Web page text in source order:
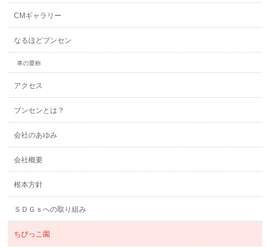
CMギャラリー
なるほどブンセン
車の愛称
アクセス
ブンセンとは？
会社のあゆみ
会社概要
根本方針
ＳＤＧｓへの取り組み
ちびっこ園